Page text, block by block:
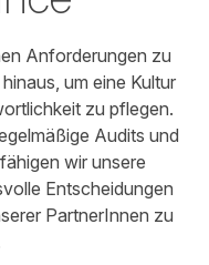
Anforderungen zu
um eine Kultur
zu pflegen.
Audits und
wir unsere
Entscheidungen
PartnerInnen zu